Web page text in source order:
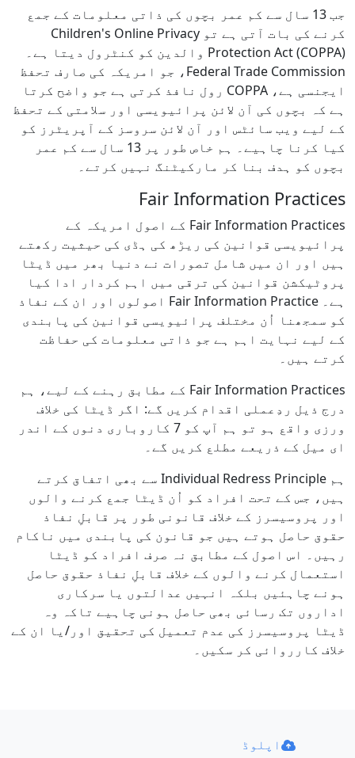
جب 13 سال سے کم عمر بچوں کی ذاتی معلومات کے جمع
کرنے کی بات آتی ہے تو Children's Online Privacy
Protection Act (COPPA) والدین کو کنٹرول دیتا ہے۔
Federal Trade Commission، جو امریکہ کی صارف تحفظ
ایجنسی ہے، COPPA رول نافذ کرتی ہے جو واضح کرتا
ہے کہ بچوں کی آن لائن پرائیویسی اور سلامتی کے تحفظ
کے لیے ویب سائٹس اور آن لائن سروسز کے آپریٹرز کو
کیا کرنا چاہیے۔ ہم خاص طور پر 13 سال سے کم عمر
بچوں کو ہدف بنا کر مارکیٹنگ نہیں کرتے۔
Fair Information Practices
Fair Information Practices کے اصول امریکہ کے
پرائیویسی قوانین کی ریڑھ کی ہڈی کی حیثیت رکھتے
ہیں اور ان میں شامل تصورات نے دنیا بھر میں ڈیٹا
پروٹیکشن قوانین کی ترقی میں اہم کردار ادا کیا
ہے۔ Fair Information Practice اصولوں اور ان کے نفاذ
کو سمجھنا اُن مختلف پرائیویسی قوانین کی پابندی
کے لیے نہایت اہم ہے جو ذاتی معلومات کی حفاظت
کرتے ہیں۔
Fair Information Practices کے مطابق رہنے کے لیے، ہم
درج ذیل ردِعملی اقدام کریں گے: اگر ڈیٹا کی خلاف
ورزی واقع ہو تو ہم آپ کو 7 کاروباری دنوں کے اندر
ای میل کے ذریعے مطلع کریں گے۔
ہم Individual Redress Principle سے بھی اتفاق کرتے
ہیں، جس کے تحت افراد کو اُن ڈیٹا جمع کرنے والوں
اور پروسیسرز کے خلاف قانونی طور پر قابلِ نفاذ
حقوق حاصل ہوتے ہیں جو قانون کی پابندی میں ناکام
رہیں۔ اس اصول کے مطابق نہ صرف افراد کو ڈیٹا
استعمال کرنے والوں کے خلاف قابلِ نفاذ حقوق حاصل
ہونے چاہئیں بلکہ انہیں عدالتوں یا سرکاری
اداروں تک رسائی بھی حاصل ہونی چاہیے تاکہ وہ
ڈیٹا پروسیسرز کی عدم تعمیل کی تحقیق اور/یا ان کے
خلاف کارروائی کر سکیں۔
اپلوڈ